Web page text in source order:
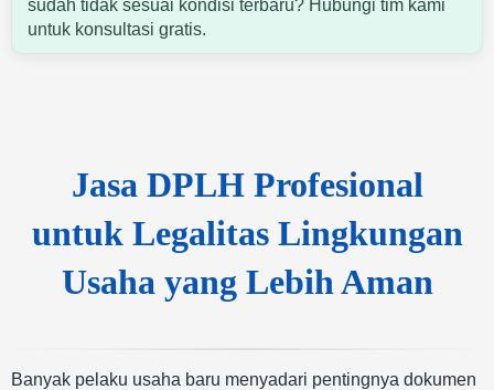
sudah tidak sesuai kondisi terbaru? Hubungi tim kami
untuk konsultasi gratis.
Jasa DPLH Profesional
untuk Legalitas Lingkungan
Usaha yang Lebih Aman
Banyak pelaku usaha baru menyadari pentingnya dokumen